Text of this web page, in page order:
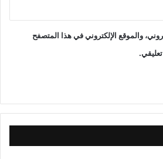
والموقع الإلكتروني في هذا المتصفح